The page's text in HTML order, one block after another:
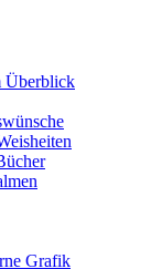
Überblick
Grafik